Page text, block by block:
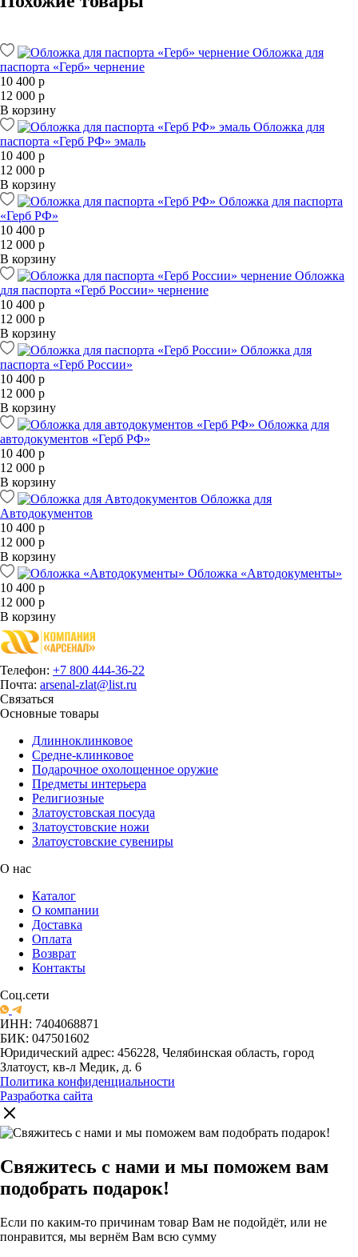
Обложка для
паспорта «Герб» чернение
10 400 р
12 000 р
В корзину
Обложка для
паспорта «Герб РФ» эмаль
10 400 р
12 000 р
В корзину
Обложка для паспорта
«Герб РФ»
10 400 р
12 000 р
В корзину
Обложка
для паспорта «Герб России» чернение
10 400 р
12 000 р
В корзину
Обложка для
паспорта «Герб России»
10 400 р
12 000 р
В корзину
Обложка для
автодокументов «Герб РФ»
10 400 р
12 000 р
В корзину
Обложка для
Автодокументов
10 400 р
12 000 р
В корзину
Обложка «Автодокументы»
10 400 р
12 000 р
В корзину
Телефон: +7 800 444-36-22
Почта: arsenal-zlat@list.ru
Связаться
Основные товары
Длинноклинковое
Средне-клинковое
Подарочное охолощенное оружие
Предметы интерьера
Религиозные
Златоустовская посуда
Златоустовские ножи
Златоустовские сувениры
О нас
Каталог
О компании
Доставка
Оплата
Возврат
Контакты
Соц.сети
ИНН: 7404068871
БИК: 047501602
Юридический адрес: 456228, Челябинская область, город
Златоуст, кв-л Медик, д. 6
Политика конфиденциальности
Разработка сайта
Свяжитесь с нами и мы поможем вам
подобрать подарок!
Если по каким-то причинам товар Вам не подойдёт, или не
понравится, мы вернём Вам всю сумму